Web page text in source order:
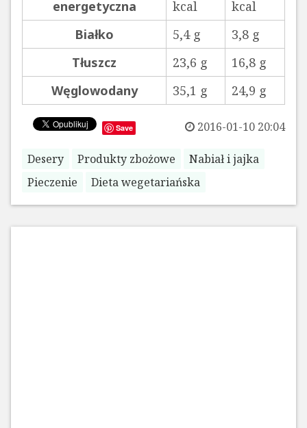
energetyczna kcal
kcal
Białko
5,4 g
3,8 g
Tłuszcz
23,6 g
16,8 g
Węglowodany
35,1 g 24,9 g
2016-01-10 20:04
Save
Desery Produkty zbożowe
Nabiał i jajka
Pieczenie
Dieta wegetariańska